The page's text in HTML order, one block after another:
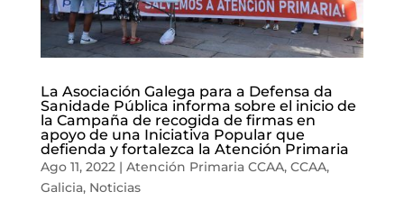
La Asociación Galega para a Defensa da
Sanidade Pública informa sobre el inicio de
la Campaña de recogida de firmas en
apoyo de una Iniciativa Popular que
defienda y fortalezca la Atención Primaria
Ago 11, 2022| Atención Primaria CCAA, CCAA,
Galicia, Noticias